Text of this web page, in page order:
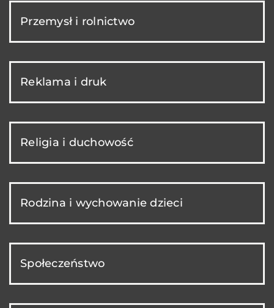
Przemysł i rolnictwo
Reklama i druk
Religia i duchowość
Rodzina i wychowanie dzieci
Społeczeństwo